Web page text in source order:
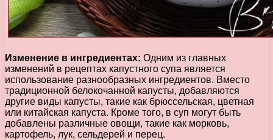
Изменение в ингредиентах: Одним из главных
изменений в рецептах капустного супа является
использование разнообразных ингредиентов. Вместо
традиционной белокочанной капусты, добавляются
другие виды капусты, такие как брюссельская, цветная
или китайская капуста. Кроме того, в суп могут быть
добавлены различные овощи, такие как морковь,
картофель, лук, сельдерей и перец.